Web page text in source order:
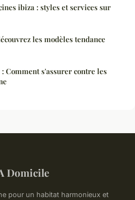
ibiza : styles et services sur
les modèles tendance
Comment s'assurer contre les
Domicile
pour un habitat harmonieux et